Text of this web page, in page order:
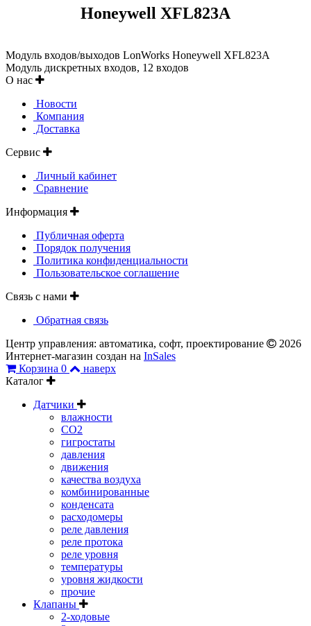
Honeywell XFL823A
Модуль входов/выходов LonWorks Honeywell XFL823A
Модуль дискретных входов, 12 входов
О нас
Новости
Компания
Доставка
Сервис
Личный кабинет
Сравнение
Информация
Публичная оферта
Порядок получения
Политика конфиденциальности
Пользовательское соглашение
Связь с нами
Обратная связь
Центр управления: автоматика, софт, проектирование
2026
Интернет-магазин создан на InSales
Корзина 0
наверх
Каталог
Датчики
влажности
CO2
гигростаты
давления
движения
качества воздуха
комбинированные
конденсата
расходомеры
реле давления
реле протока
реле уровня
температуры
уровня жидкости
прочие
Клапаны
2-ходовые